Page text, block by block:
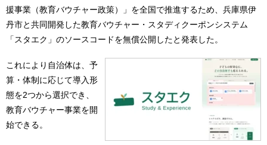
援事業（教育バウチャー政策）」を全国で推進するため、兵庫県伊
丹市と共同開発した教育バウチャー・スタディクーポンシステム
「スタエク」のソースコードを無償公開したと発表した。
これにより自治体は、予
算・体制に応じて導入形
態を2つから選択でき、
教育バウチャー事業を開
始できる。